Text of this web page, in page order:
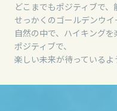
どこまでもポジティブで
せっかくのゴールデンウイ
自然の中で、ハイキング
ポジティブで、
楽しい未来が待っている